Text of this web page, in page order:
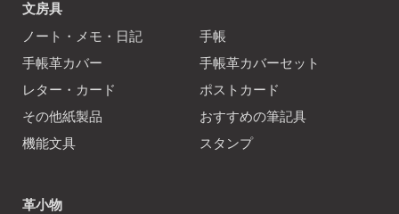
文房具
ノート・メモ・日記
手帳
手帳革カバー
手帳革カバーセット
レター・カード
ポストカード
その他紙製品
おすすめの筆記具
機能文具
スタンプ
革小物